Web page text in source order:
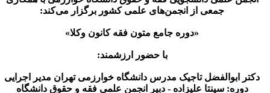
جمعی از انجمن‌های علمی کشور برگزار می‌کند:
«دوره جامع متون فقه کانون وکلا»
️با حضور ارزشمند:
دکتر ابوالفضل تاجیک مدرس دانشگاه خوارزمی تهران مدیر اجرایی
دوره: سپنتا علیزاده - دبیر انجمن علمی فقه و حقوق دانشگاه